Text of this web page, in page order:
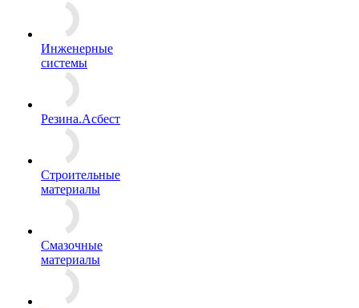
Инженерные
системы
Резина.Асбест
Строительные
материалы
Смазочные
материалы